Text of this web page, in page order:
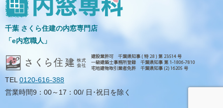
千葉 さくら住建の内窓専門店
「e内窓職人」
TEL0120-616-388
営業時間9：00～17：00/ 日･祝日を除く